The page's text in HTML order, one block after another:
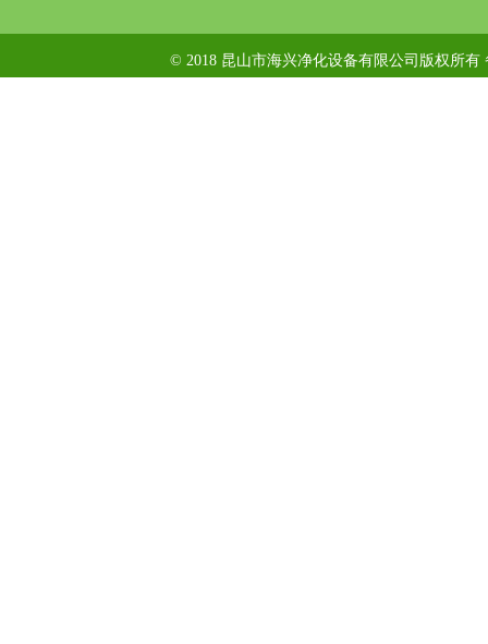
© 2018 昆山市海兴净化设备有限公司版权所有